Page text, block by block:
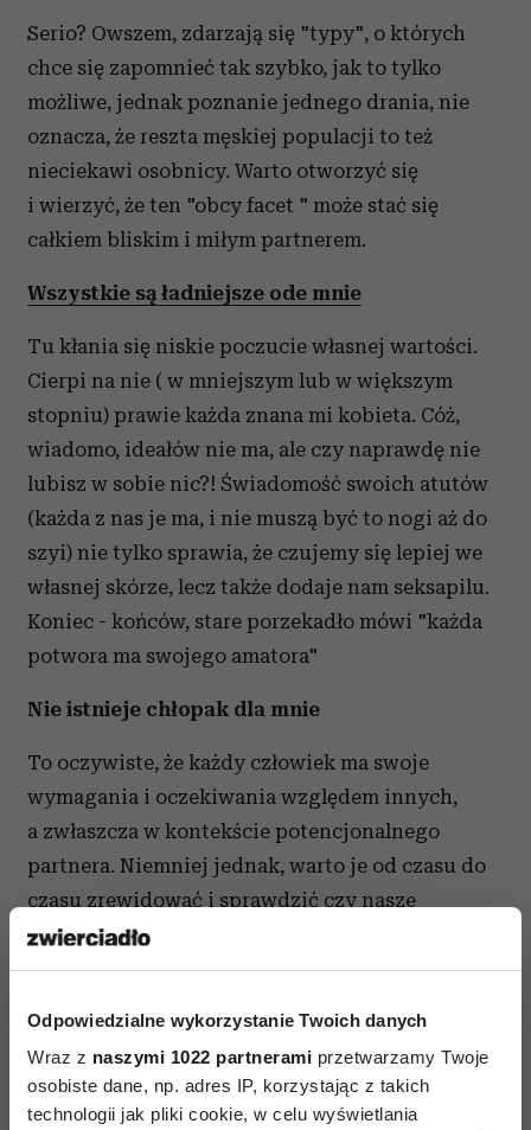
Odpowiedzialne wykorzystanie Twoich danych
Wraz z naszymi 1022 partnerami przetwarzamy Twoje
osobiste dane, np. adres IP, korzystając z takich
technologii jak pliki cookie, w celu wyświetlania
Serio? Owszem, zdarzają się "typy", o których
chce się zapomnieć tak szybko, jak to tylko
możliwe, jednak poznanie jednego drania, nie
oznacza, że reszta męskiej populacji to też
nieciekawi osobnicy. Warto otworzyć się
i wierzyć, że ten "obcy facet " może stać się
całkiem bliskim i miłym partnerem.
Wszystkie są ładniejsze ode mnie
Tu kłania się niskie poczucie własnej wartości.
Cierpi na nie ( w mniejszym lub w większym
stopniu) prawie każda znana mi kobieta. Cóż,
wiadomo, ideałów nie ma, ale czy naprawdę nie
lubisz w sobie nic?! Świadomość swoich atutów
(każda z nas je ma, i nie muszą być to nogi aż do
szyi) nie tylko sprawia, że czujemy się lepiej we
własnej skórze, lecz także dodaje nam seksapilu.
Koniec - końców, stare porzekadło mówi "każda
potwora ma swojego amatora"
Nie istnieje chłopak dla mnie
To oczywiste, że każdy człowiek ma swoje
wymagania i oczekiwania względem innych,
a zwłaszcza w kontekście potencjonalnego
partnera. Niemniej jednak, warto je od czasu do
czasu zrewidować i sprawdzić czy nasze
pragnienia są realistyczne czy utrzymują nas
w świecie fantazji i... samotności.
Muszę wyjść za mąż
Czyli szukanie partnera za wszelką cenę. Po to by
zaspokoić nie zawsze swoją potrzebę nie warto